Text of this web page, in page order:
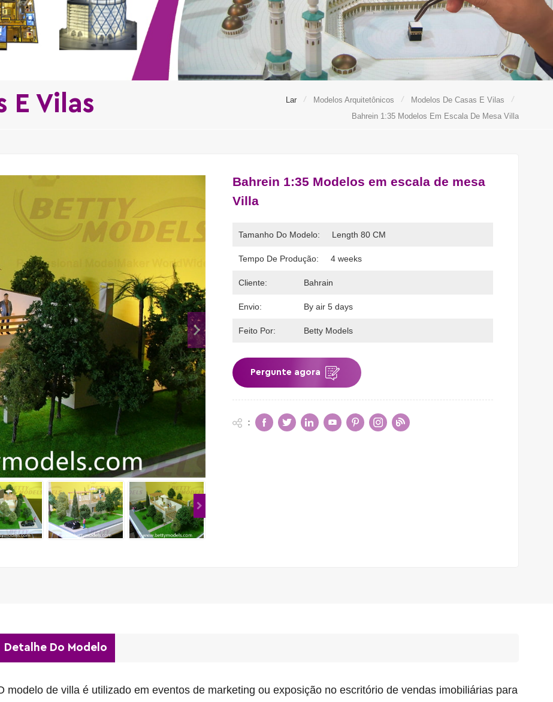
E Vilas Lar / Modelos Arquitetônicos / Modelos De Casas E Vilas
/
Bahrein 1:35 Modelos Em Escala De Mesa Villa
Bahrein 1:35 Modelos em escala de mesa
Villa
Tamanho Do Modelo: Length 80 CM
Tempo De Produção: 4 weeks
Cliente: Bahrain
Envio: By air 5 days
Feito Por: Betty Models
Pergunte agora
:
Detalhe Do Modelo
modelo de villa é utilizado em eventos de marketing ou exposição no escritório de vendas imobiliárias para